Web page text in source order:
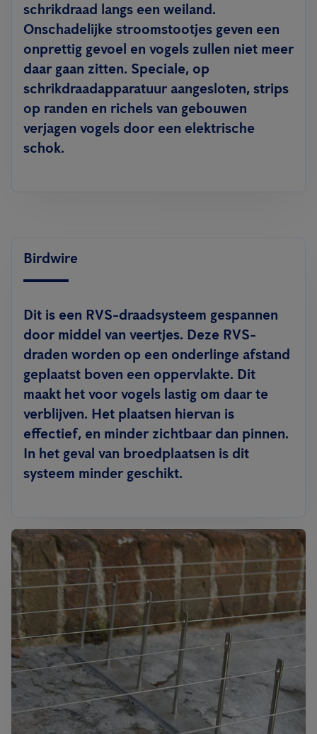
schrikdraad langs een weiland.
Onschadelijke stroomstootjes geven een
onprettig gevoel en vogels zullen niet meer
daar gaan zitten. Speciale, op
schrikdraadapparatuur aangesloten, strips
op randen en richels van gebouwen
verjagen vogels door een elektrische
schok.
Birdwire
Dit is een RVS-draadsysteem gespannen
door middel van veertjes. Deze RVS-
draden worden op een onderlinge afstand
geplaatst boven een oppervlakte. Dit
maakt het voor vogels lastig om daar te
verblijven. Het plaatsen hiervan is
effectief, en minder zichtbaar dan pinnen.
In het geval van broedplaatsen is dit
systeem minder geschikt.